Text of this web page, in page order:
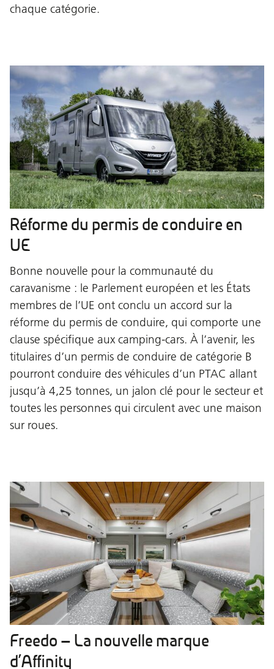
chaque catégorie.
Réforme du permis de conduire en
UE
Bonne nouvelle pour la communauté du
caravanisme : le Parlement européen et les États
membres de l’UE ont conclu un accord sur la
réforme du permis de conduire, qui comporte une
clause spécifique aux camping-cars. À l’avenir, les
titulaires d’un permis de conduire de catégorie B
pourront conduire des véhicules d’un PTAC allant
jusqu’à 4,25 tonnes, un jalon clé pour le secteur et
toutes les personnes qui circulent avec une maison
sur roues.
Freedo – La nouvelle marque
d’Affinity